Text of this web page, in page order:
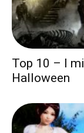
Top 10 – I
Halloween